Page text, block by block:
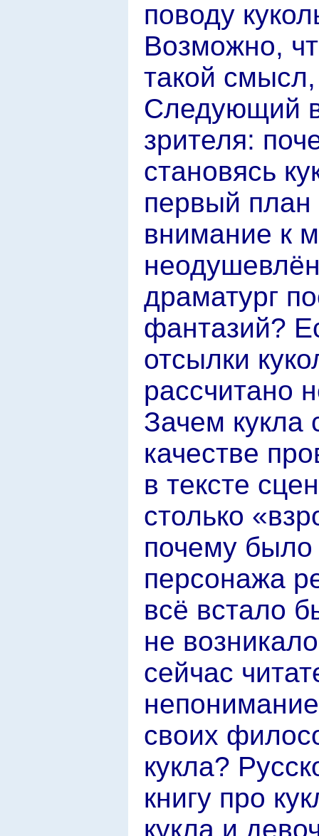
поводу
Возможно,
такой
Следующий
зрителя:
становясь
первый план
внимание к
драматург
фантазий?
отсылки
рассчитано
Зачем кукла
качестве
в тексте
столько
почему было
персонажа
всё встало
не
сейчас
своих
кукла?
книгу про
кукла и